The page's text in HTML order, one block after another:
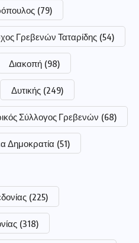
(79)
Γρεβενών Ταταρίδης (54)
Διακοπή (98)
Δυτικής (249)
Σύλλογος Γρεβενών (68)
Δημοκρατία (51)
(225)
(318)